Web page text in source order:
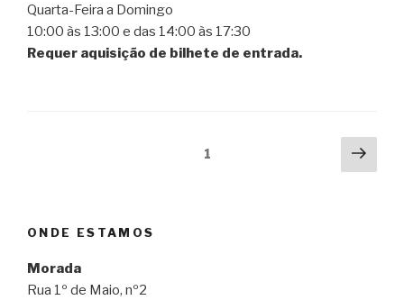
Quarta-Feira a Domingo
10:00 às 13:00 e das 14:00 às 17:30
Requer aquisição de bilhete de entrada.
1
ONDE ESTAMOS
Morada
Rua 1º de Maio, nº2